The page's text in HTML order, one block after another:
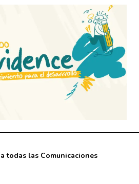
todas las Comunicaciones